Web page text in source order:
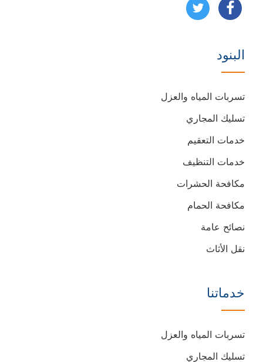
تابعنا
فيسبوك
تابعنا
البنود
تسربات المياه والعزل
تسليك المجاري
خدمات التعقيم
خدمات التنظيف
مكافحة الحشرات
مكافحة الحمام
نصائح عامة
نقل الأثاث
خدماتنا
تسربات المياه والعزل
تسليك المجاري